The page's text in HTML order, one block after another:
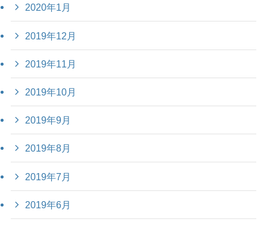
2020年1月
2019年12月
2019年11月
2019年10月
2019年9月
2019年8月
2019年7月
2019年6月